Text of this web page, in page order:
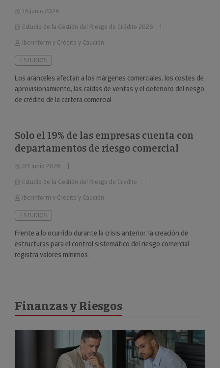
16 junio 2026
Estudio de la Gestión del Riesgo de Crédito 2026
Iberinform y Crédito y Caución
ESTUDIOS
Los aranceles afectan a los márgenes comerciales, los costes de
aprovisionamiento, las caídas de ventas y el deterioro del riesgo
de crédito de la cartera comercial.
Solo el 19% de las empresas cuenta con
departamentos de riesgo comercial
09 junio 2026
Estudio de la Gestión del Riesgo de Credito
Iberinform y Credito y Caución
ESTUDIOS
Frente a lo ocurrido durante la crisis anterior, la creación de
estructuras para el control sistemático del riesgo comercial
registra valores mínimos.
Finanzas y Riesgos